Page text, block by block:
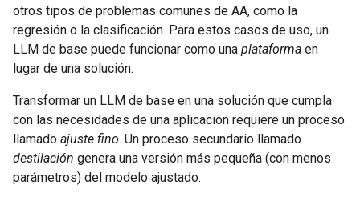
otros tipos de problemas comunes de AA, como la
regresión o la clasificación. Para estos casos de uso, un
LLM de base puede funcionar como una plataforma en
lugar de una solución.
Transformar un LLM de base en una solución que cumpla
con las necesidades de una aplicación requiere un proceso
llamado ajuste fino. Un proceso secundario llamado
destilación genera una versión más pequeña (con menos
parámetros) del modelo ajustado.